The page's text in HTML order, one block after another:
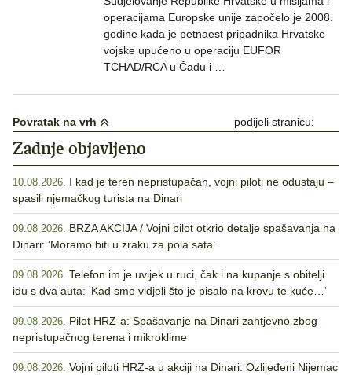
operacijama Europske unije započelo je 2008.
godine kada je petnaest pripadnika Hrvatske
vojske upućeno u operaciju EUFOR
TCHAD/RCA u Čadu i …
Povratak na vrh podijeli stranicu:
Zadnje objavljeno
10.08.2026. I kad je teren nepristupačan, vojni piloti ne odustaju –
spasili njemačkog turista na Dinari
09.08.2026. BRZA AKCIJA / Vojni pilot otkrio detalje spašavanja na
Dinari: ‘Moramo biti u zraku za pola sata’
09.08.2026. Telefon im je uvijek u ruci, čak i na kupanje s obitelji
idu s dva auta: ‘Kad smo vidjeli što je pisalo na krovu te kuće…‘
09.08.2026. Pilot HRZ-a: Spašavanje na Dinari zahtjevno zbog
nepristupačnog terena i mikroklime
09.08.2026. Vojni piloti HRZ-a u akciji na Dinari: Ozlijeđeni Nijemac